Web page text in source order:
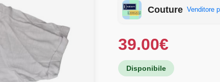
Couture Venditore
39.00€
Disponibile